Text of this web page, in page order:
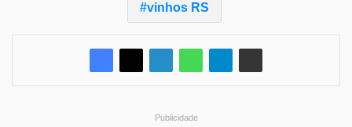
vinhos RS
Publicidade